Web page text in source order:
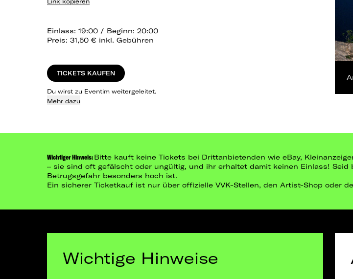
Einlass: 19:00 / Beginn: 20:00
Preis: 31,50 € inkl. Gebühren
TICKETS KAUFEN
Du wirst zu Eventim weitergeleitet.
Mehr dazu
Wichtiger Hinweis:Bitte kauft keine Tickets bei Drittanbietenden wie eBay,
– sie sind oft gefälscht oder ungültig, und ihr erhaltet damit keinen Einlass!
Betrugsgefahr besonders hoch ist.
Ein sicherer Ticketkauf ist nur über offizielle VVK-Stellen, den Artist-Shop oder
Wichtige Hinweise